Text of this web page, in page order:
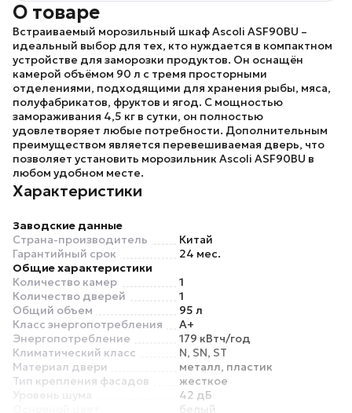
О товаре
Встраиваемый морозильный шкафAscoli ASF90BU –
идеальный выбор для тех, кто нуждается в компактном
устройстве для заморозки продуктов. Он оснащён
камерой объёмом 90 л с тремя просторными
отделениями, подходящими для хранения рыбы, мяса,
полуфабрикатов, фруктов и ягод. С мощностью
замораживания 4,5 кг в сутки, он полностью
удовлетворяет любые потребности. Дополнительным
преимуществом является перевешиваемая дверь, что
позволяет установить морозильникAscoli ASF90BU в
любом удобном месте.
Характеристики
Заводские данные
Страна-производитель
Китай
Гарантийный срок
24 мес.
Общие характеристики
Количество камер
1
Количество дверей
1
Общий объем
95 л
Класс энергопотребления
A+
Энергопотребление
179 кВтч/год
Климатический класс
N, SN, ST
Материал двери
металл, пластик
Тип крепления фасадов
жесткое
Уровень шума
42 дБ
белый